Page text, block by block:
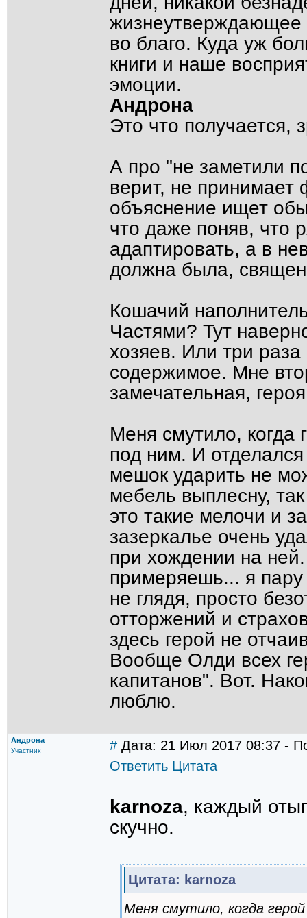
жизнеутверждающее
во благо. Куда уж
книги и наше
эмоции.
Андрона
Это что получается,
А про "не заметили
верит, не
объяснение ищет
что даже поняв, что
адаптировать, а в
должна была,
Кошачий
Частями? Тут
хозяев. Или три раза
содержимое. Мне
замечательная,
Меня смутило, когда
под ним. И
мешок ударить не
мебель выплесну,
это такие мелочи и
зазеркалье очень
при хождении на
примеряешь... я пару
не глядя, просто
отторжений и
здесь герой не
Вообще Олди всех
капитанов". Вот.
люблю.
Андрона
Участник # Дата: 21 Июл 2017 08:37 -
Ответить Цитата
karnoza, каждый
скучно.
Цитата: karnoza
Меня смутило, когда